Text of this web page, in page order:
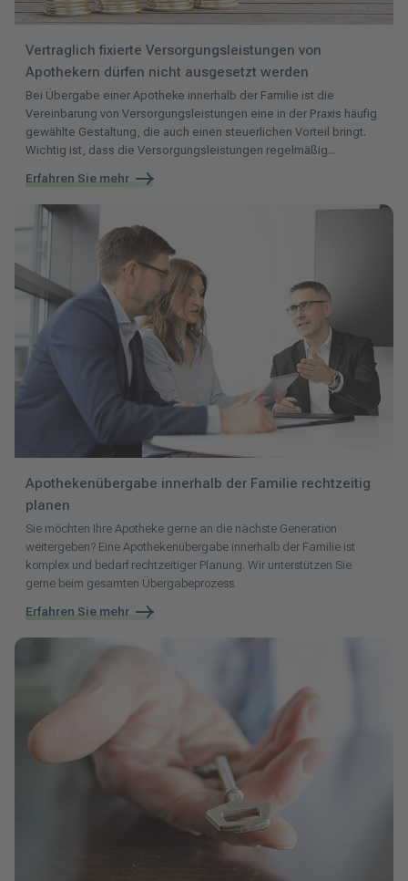
Vertraglich fixierte Versorgungsleistungen von
Apothekern dürfen nicht ausgesetzt werden
Bei Übergabe einer Apotheke innerhalb der Familie ist die
Vereinbarung von Versorgungsleistungen eine in der Praxis häufig
gewählte Gestaltung, die auch einen steuerlichen Vorteil bringt.
Wichtig ist, dass die Versorgungsleistungen regelmäßig...
Erfahren Sie mehr
Apothekenübergabe innerhalb der Familie rechtzeitig
planen
Sie möchten Ihre Apotheke gerne an die nächste Generation
weitergeben? Eine Apothekenübergabe innerhalb der Familie ist
komplex und bedarf rechtzeitiger Planung. Wir unterstützen Sie
gerne beim gesamten Übergabeprozess.
Erfahren Sie mehr